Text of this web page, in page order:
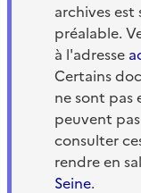
archives est
préalable.
à l'adresse
Certains
ne sont pas
peuvent
consulter
rendre en
Seine.